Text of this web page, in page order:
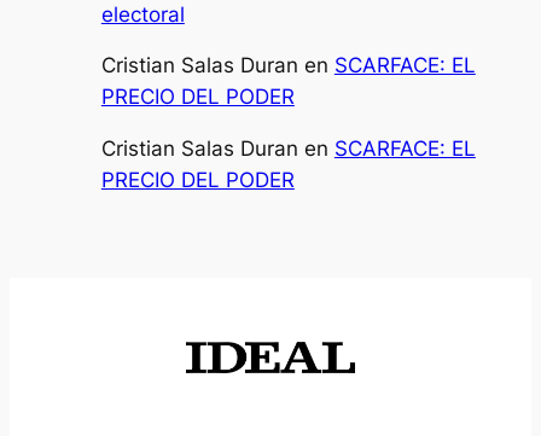
electoral
Cristian Salas Duran en SCARFACE: EL
PRECIO DEL PODER
Cristian Salas Duran en SCARFACE: EL
PRECIO DEL PODER